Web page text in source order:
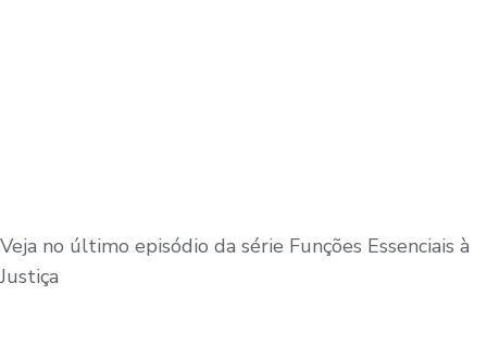
Veja no último episódio da série Funções Essenciais à
Justiça